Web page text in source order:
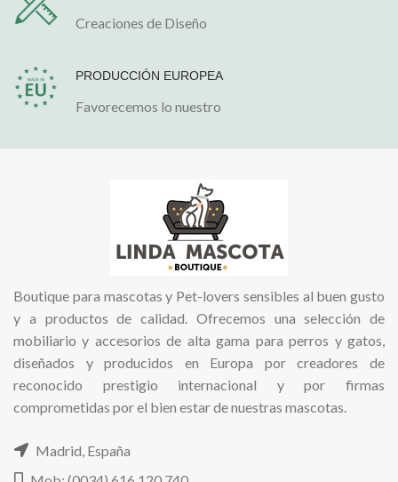
Creaciones de Diseño
PRODUCCIÓN EUROPEA
Favorecemos lo nuestro
Boutique para mascotas y Pet-lovers sensibles al buen gusto
y a productos de calidad. Ofrecemos una selección de
mobiliario y accesorios de alta gama para perros y gatos,
diseñados y producidos en Europa por creadores de
reconocido prestigio internacional y por firmas
comprometidas por el bien estar de nuestras mascotas.
Madrid, España